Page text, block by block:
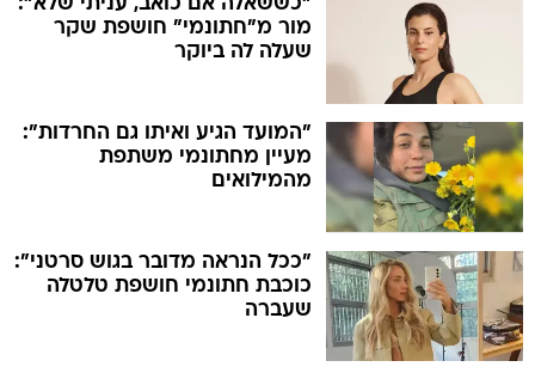
"כששאלה אם כואב, עניתי שלא":
מור מ"חתונמי" חושפת שקר
שעלה לה ביוקר
"המועד הגיע ואיתו גם החרדות":
מעיין מחתונמי משתפת
מהמילואים
"ככל הנראה מדובר בגוש סרטני":
כוכבת חתונמי חושפת טלטלה
שעברה